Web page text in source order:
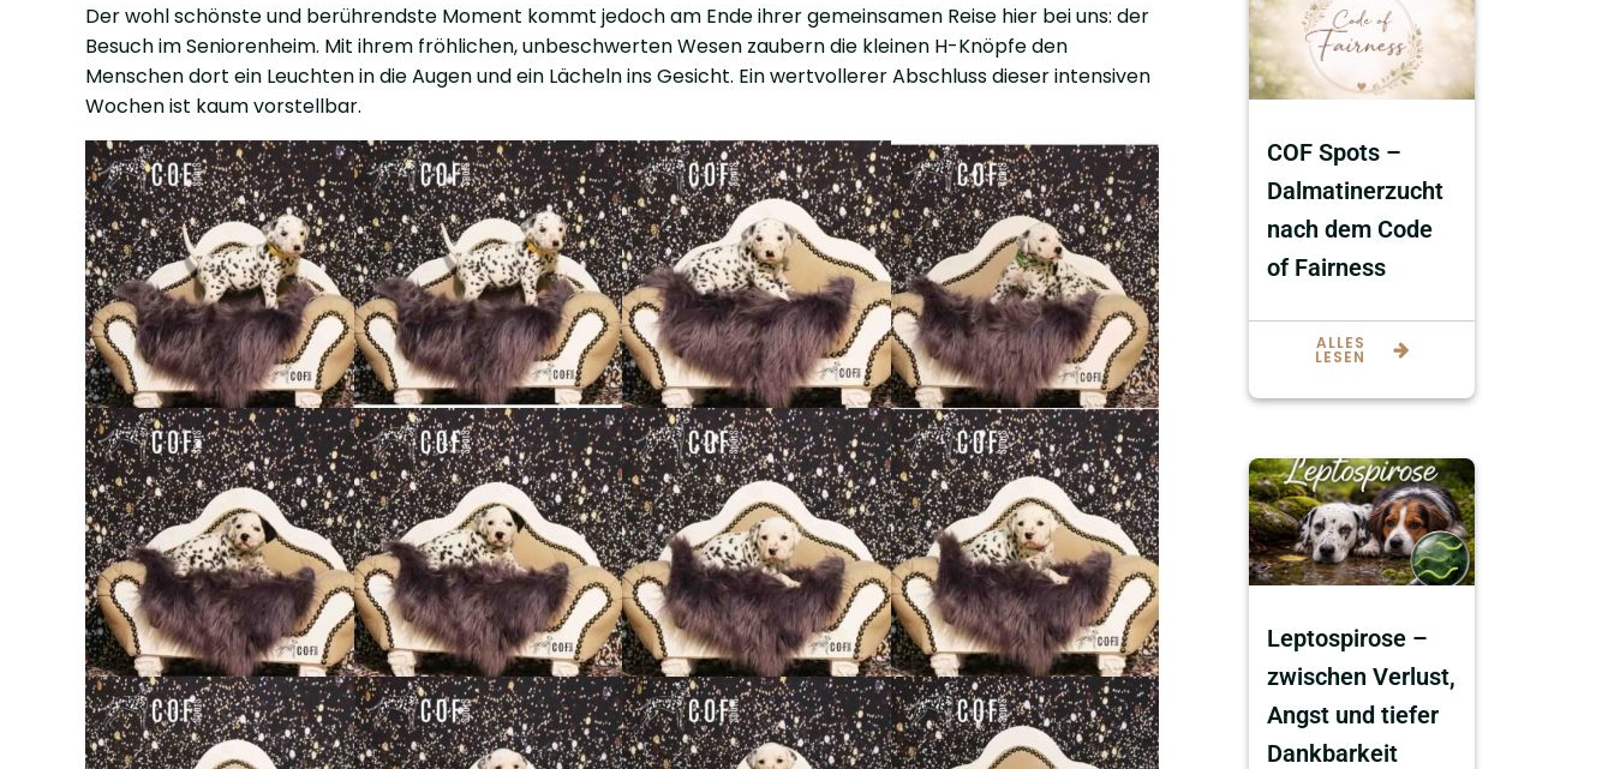
Der wohl schönste und berührendste Moment kommt jedoch am Ende ihrer gemeinsamen Reise hier bei uns: der
Besuch im Seniorenheim. Mit ihrem fröhlichen, unbeschwerten Wesen zaubern die kleinen H-Knöpfe den
Menschen dort ein Leuchten in die Augen und ein Lächeln ins Gesicht. Ein wertvollerer Abschluss dieser intensiven
Wochen ist kaum vorstellbar.
COF Spots –
Dalmatinerzucht
nach dem Code
of Fairness
ALLES
LESEN
Leptospirose –
zwischen Verlust,
Angst und tiefer
Dankbarkeit